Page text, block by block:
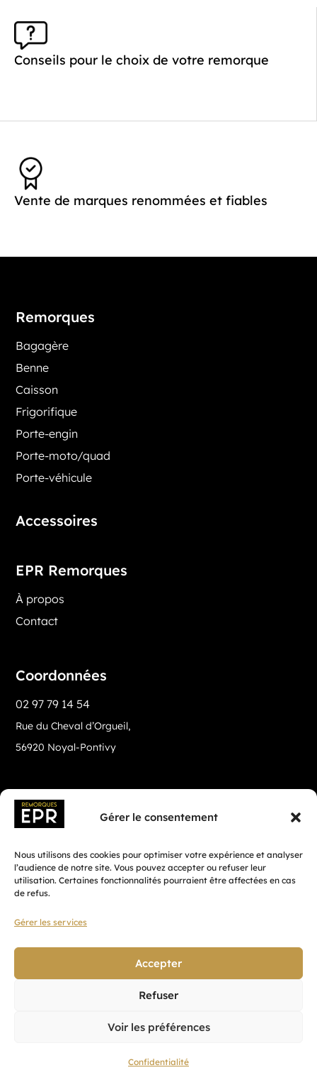
Gérer le consentement
Nous utilisons des cookies pour optimiser votre expérience et analyser
l’audience de notre site. Vous pouvez accepter ou refuser leur
utilisation. Certaines fonctionnalités pourraient être affectées en cas
de refus.
Gérer les services
Accepter
Refuser
Voir les préférences
Confidentialité
Conseils pour le choix de votre remorque
Vente de marques renommées et fiables
Remorques
Bagagère
Benne
Caisson
Frigorifique
Porte-engin
Porte-moto/quad
Porte-véhicule
Accessoires
EPR Remorques
À propos
Contact
Coordonnées
02 97 79 14 54
Rue du Cheval d’Orgueil,
56920 Noyal-Pontivy